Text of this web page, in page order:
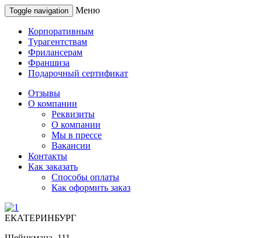
Toggle navigation Меню
Корпоративным
Турагентствам
Фрилансерам
Франшиза
Подарочный сертификат
Отзывы
О компании
Реквизиты
О компании
Мы в прессе
Вакансии
Контакты
Как заказать
Способы оплаты
Как оформить заказ
ЕКАТЕРИНБУРГ